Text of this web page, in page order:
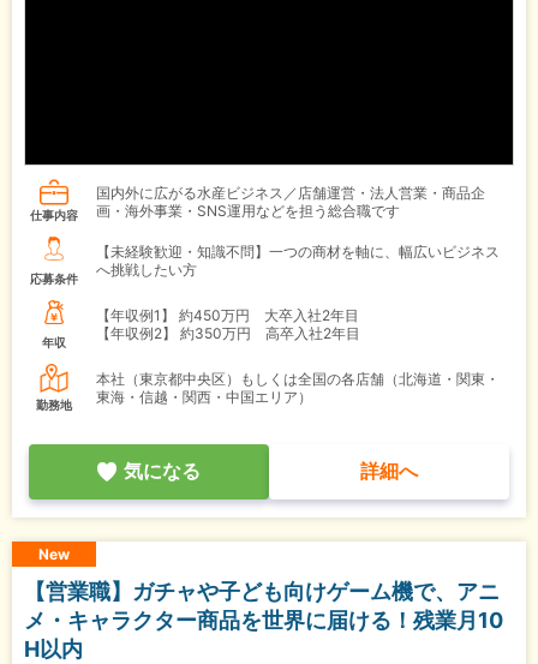
仕事内容
国内外に広がる水産ビジネス／店舗運営・法人営業・商品企
画・海外事業・SNS運用などを担う総合職です
応募条件
【未経験歓迎・知識不問】一つの商材を軸に、幅広いビジネス
へ挑戦したい方
年収
【年収例1】
約450万円 大卒入社2年目
【年収例2】
約350万円 高卒入社2年目
勤務地
本社（東京都中央区）もしくは全国の各店舗（北海道・関東・
東海・信越・関西・中国エリア）
気になる 詳細へ
New
【営業職】ガチャや子ども向けゲーム機で、アニ
メ・キャラクター商品を世界に届ける！残業月10
H以内